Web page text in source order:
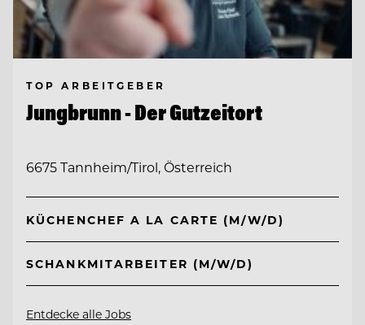
TOP ARBEITGEBER
Jungbrunn - Der Gutzeitort
6675 Tannheim/Tirol, Österreich
KÜCHENCHEF A LA CARTE (M/W/D)
SCHANKMITARBEITER (M/W/D)
Entdecke alle Jobs